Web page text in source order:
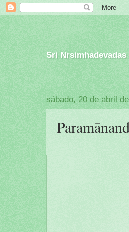
Sri Nrsimhadevadas
sábado, 20 de abril